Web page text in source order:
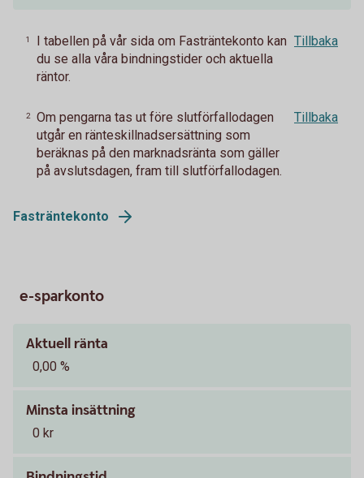
1
I tabellen på vår sida om Fasträntekonto kan
du se alla våra bindningstider och aktuella
räntor.
Tillbaka
2
Om pengarna tas ut före slutförfallodagen
utgår en ränteskillnadsersättning som
beräknas på den marknadsränta som gäller
på avslutsdagen, fram till slutförfallodagen.
Tillbaka
Fasträntekonto
e-sparkonto
Aktuell ränta
0,00 %
Minsta insättning
0 kr